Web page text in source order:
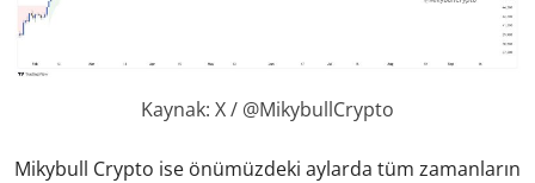
Kaynak: X / @MikybullCrypto
Mikybull Crypto ise önümüzdeki aylarda tüm zamanların